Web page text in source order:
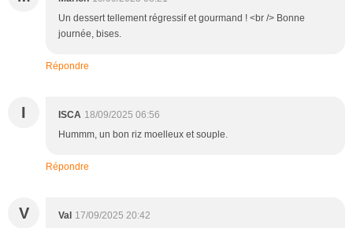
Un dessert tellement régressif et gourmand ! <br /> Bonne
journée, bises.
Répondre
I ISCA 18/09/2025 06:56
Hummm, un bon riz moelleux et souple.
Répondre
V Val 17/09/2025 20:42